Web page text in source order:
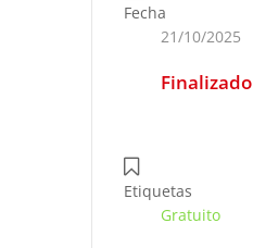
Fecha
21/10/2025
Finalizado
Etiquetas
Gratuito